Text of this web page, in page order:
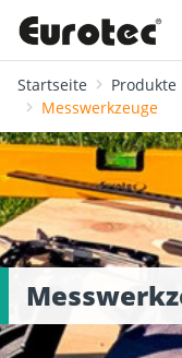
Startseite Produkte
Messwerkzeuge